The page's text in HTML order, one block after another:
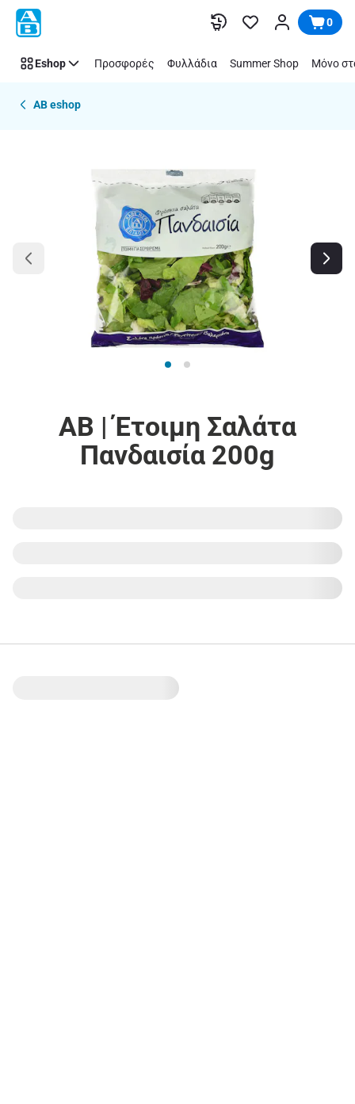
Παράλειψη 0
Eshop Προσφορές Φυλλάδια Summer Shop Μόνο
AB eshop
ΑΒ | Έτοιμη Σαλάτα
Πανδαισία 200g